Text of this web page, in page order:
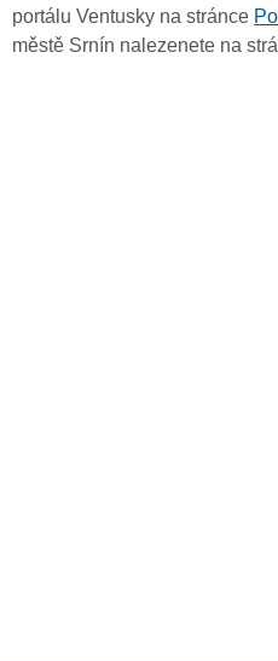
portálu Ventusky na stránce
městě Srnín nalezenete na